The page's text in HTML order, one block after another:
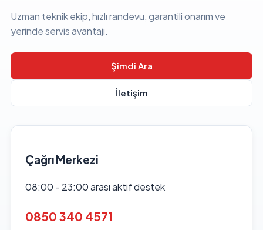
Uzman teknik ekip, hızlı randevu, garantili onarım ve
yerinde servis avantajı.
Şimdi Ara
İletişim
Çağrı Merkezi
08:00 - 23:00 arası aktif destek
0850 340 4571